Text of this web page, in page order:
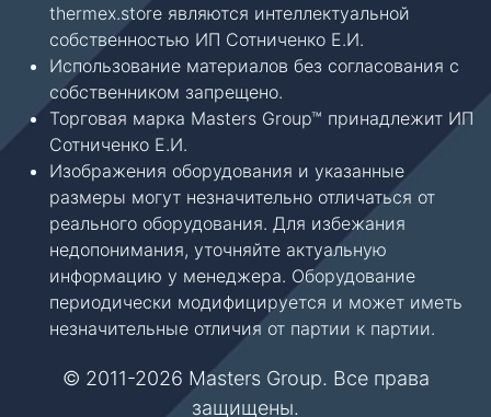
thermex.store являются интеллектуальной
собственностью ИП Сотниченко Е.И.
Использование материалов без согласования с
собственником запрещено.
Торговая марка Masters Group™ принадлежит ИП
Сотниченко Е.И.
Изображения оборудования и указанные
размеры могут незначительно отличаться от
реального оборудования. Для избежания
недопонимания, уточняйте актуальную
информацию у менеджера. Оборудование
периодически модифицируется и может иметь
незначительные отличия от партии к партии.
© 2011-2026 Masters Group. Все права
защищены.